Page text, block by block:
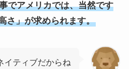
でアメリカでは、当然です
さ」が求められます。
イティブだからね